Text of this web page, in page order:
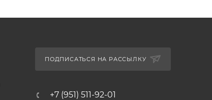
ПОДПИСАТЬСЯ НА РАССЫЛКУ
+7 (951) 511-92-01